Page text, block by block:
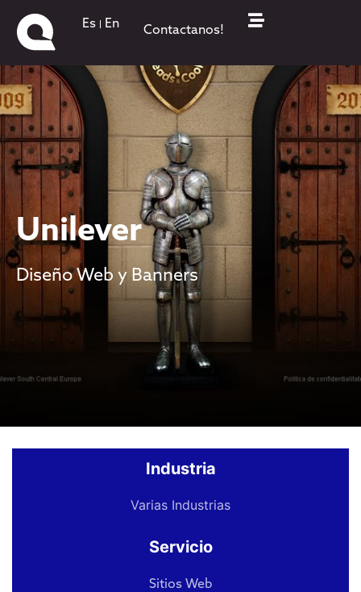
Es En Contactanos!
Unilever
Diseño Web y Banners
Industria
Varias Industrias
Servicio
Sitios Web